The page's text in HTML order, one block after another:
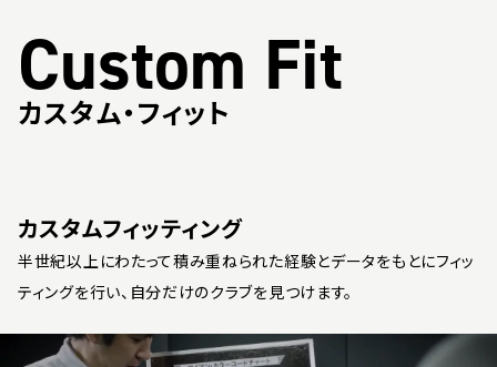
Custom Fit
カスタム・フィット
カスタムフィッティング
半世紀以上にわたって積み重ねられた経験とデータをもとにフィッ
ティングを行い、自分だけのクラブを見つけます。